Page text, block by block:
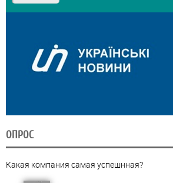
ОПРОС
Какая компания самая успешнная?